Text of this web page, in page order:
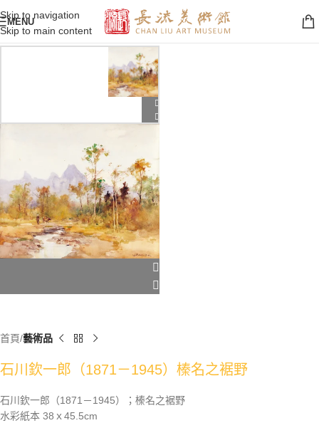
Skip to navigation
Skip to main content
MENU
首頁 藝術品
石川欽一郎（1871－1945）榛名之裾野
石川欽一郎（1871－1945）；榛名之裾野
水彩紙本 38ｘ45.5cm